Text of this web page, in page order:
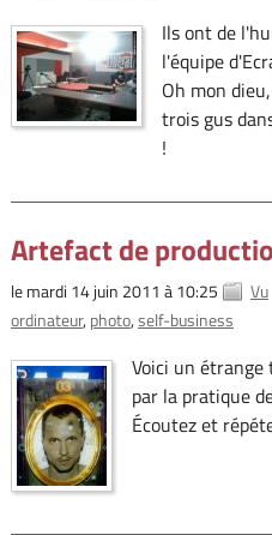
Ils ont de
l'équipe
Oh mon
trois gus
!
Artefact de
le mardi 14 juin 2011 à 10:25 Vu
ordinateur photo self-business
Voici un
par la pratique
Écoutez et